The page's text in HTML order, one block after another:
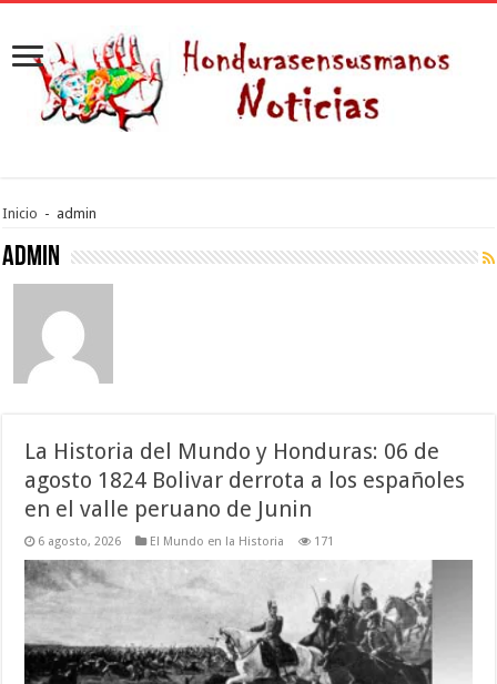
Inicio - admin
admin
La Historia del Mundo y Honduras: 06 de
agosto 1824 Bolivar derrota a los españoles
en el valle peruano de Junin
6 agosto, 2026 El Mundo en la Historia 171